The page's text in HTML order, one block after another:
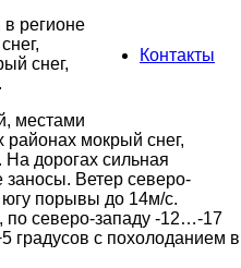
Контакты
регионе
снег,
местами
мокрый снег,
дорогах сильная
Ветер северо-
порывы до 14м/с.
по северо-западу -12…-17
градусов с похолоданием в